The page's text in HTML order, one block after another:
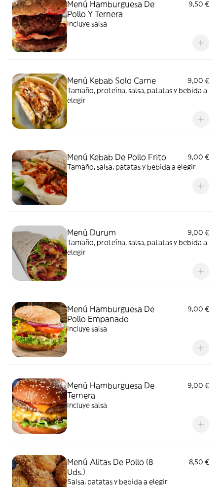
Menú Hamburguesa De
Pollo Y Ternera
9,50 €
Incluye salsa
Menú Kebab Solo Carne
9,00 €
Tamaño, proteína, salsa, patatas y bebida a
elegir
Menú Kebab De Pollo Frito
9,00 €
Tamaño, salsa, patatas y bebida a elegir
Menú Durum
9,00 €
Tamaño, proteína, salsa, patatas y bebida a
elegir
Menú Hamburguesa De
Pollo Empanado
9,00 €
Incluye salsa
Menú Hamburguesa De
Ternera
9,00 €
Incluye salsa
Menú Alitas De Pollo (8
Uds.)
8,50 €
Salsa, patatas y bebida a elegir